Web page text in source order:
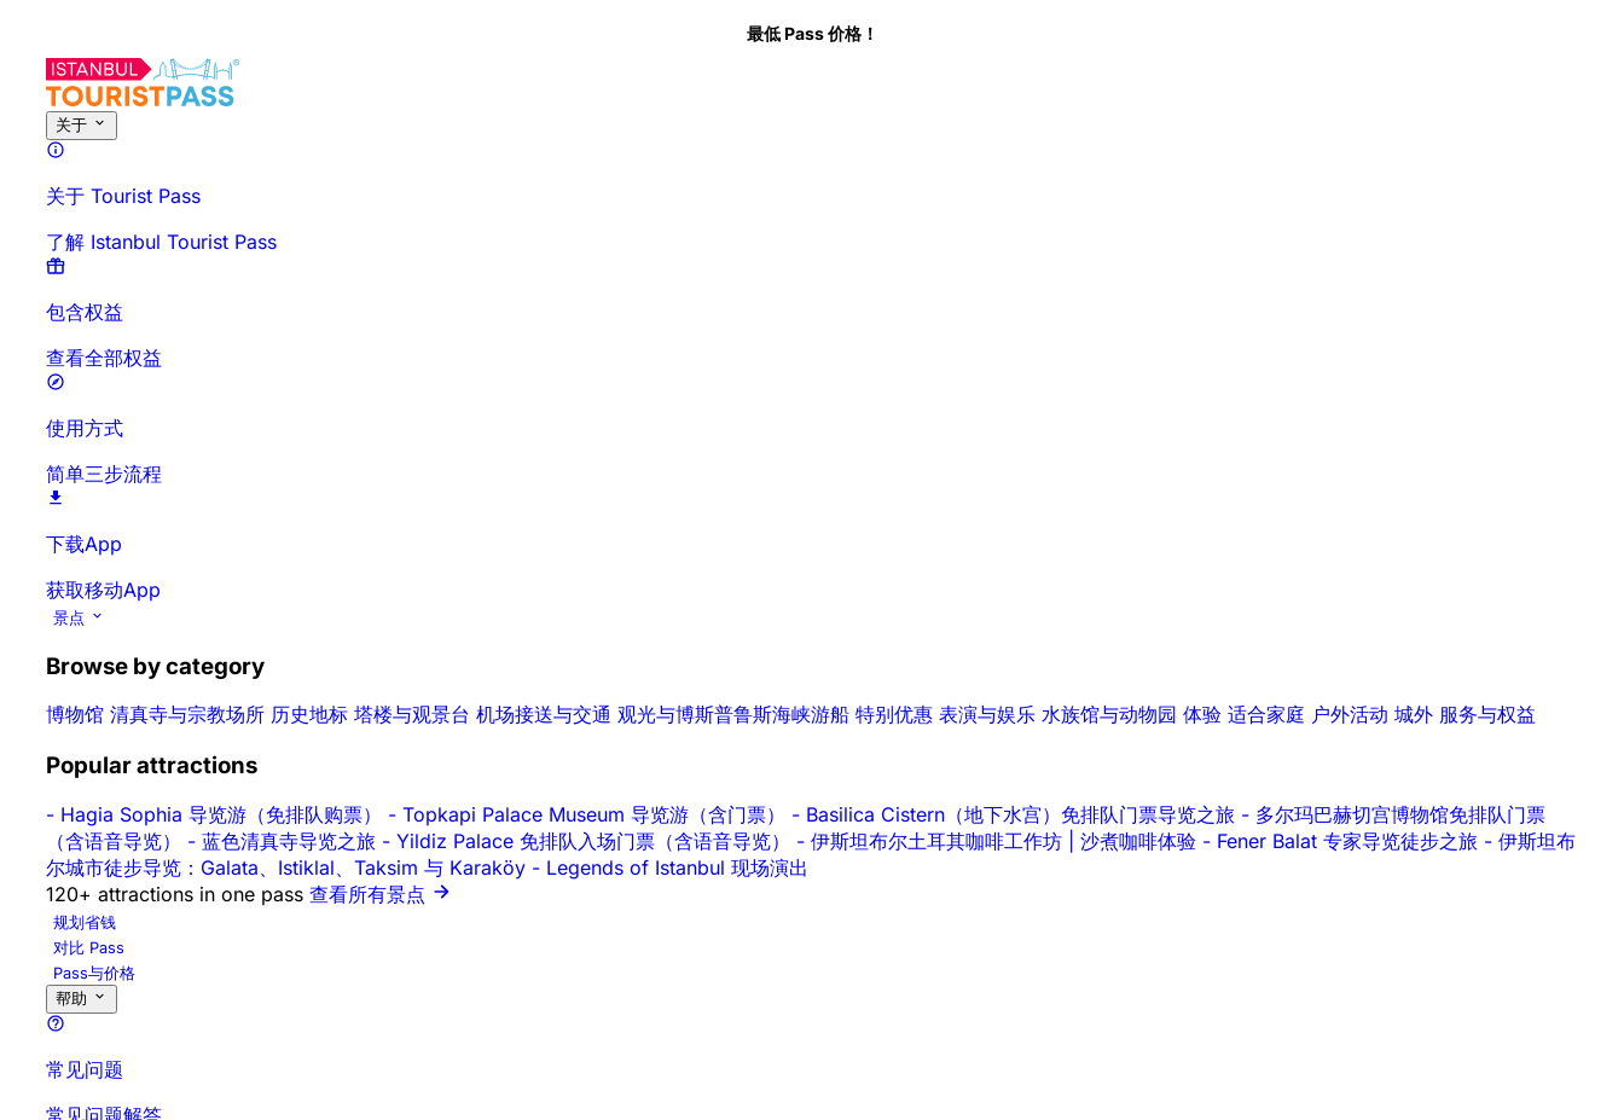
最低 Pass 价格！
关于
关于 Tourist Pass
了解 Istanbul Tourist Pass
包含权益
查看全部权益
使用方式
简单三步流程
下载App
获取移动App
景点
Browse by category
博物馆 清真寺与宗教场所 历史地标 塔楼与观景台 机场接送与交通 观光与博斯普鲁斯海峡游船 特别优惠 表演与娱乐 水族馆与动物园 体验 适合家庭 户外活动 城外 服务与权益
Popular attractions
- Hagia Sophia 导览游（免排队购票） - Topkapi Palace Museum 导览游（含门票） - Basilica Cistern（地下水宫）免排队门票导览之旅 - 多尔玛巴赫切宫博物馆免排队门票
（含语音导览） - 蓝色清真寺导览之旅 - Yildiz Palace 免排队入场门票（含语音导览） - 伊斯坦布尔土耳其咖啡工作坊 | 沙煮咖啡体验 - Fener Balat 专家导览徒步之旅 - 伊斯坦布
尔城市徒步导览：Galata、Istiklal、Taksim 与 Karaköy - Legends of Istanbul 现场演出
120+ attractions in one pass 查看所有景点
规划省钱
对比 Pass
Pass与价格
帮助
常见问题
常见问题解答